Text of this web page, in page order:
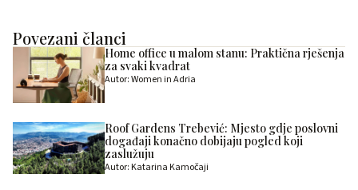
Povezani članci
Home office u malom stanu: Praktična rješenja
za svaki kvadrat
Autor: Women in Adria
Roof Gardens Trebević: Mjesto gdje poslovni
događaji konačno dobijaju pogled koji
zaslužuju
Autor: Katarina Kamočaji